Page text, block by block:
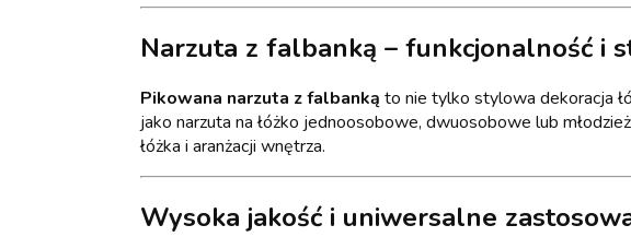
Narzuta z falbanką – funkcjonalność i
Pikowana narzuta z falbanką to nie tylko stylowa dekoracja
jako narzuta na łóżko jednoosobowe, dwuosobowe lub
łóżka i aranżacji wnętrza.
Wysoka jakość i uniwersalne